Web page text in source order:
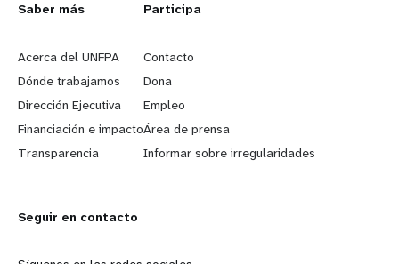
L
e
a
r
n
o
Saber más
Acerca del UNFPA
Dónde trabajamos
Dirección Ejecutiva
Financiación e impacto
Transparencia
G
o
b
e
y
Participa
Contacto
Dona
Empleo
Área de prensa
Informar sobre irregularidades
Seguir en contacto